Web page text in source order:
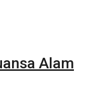
Alam